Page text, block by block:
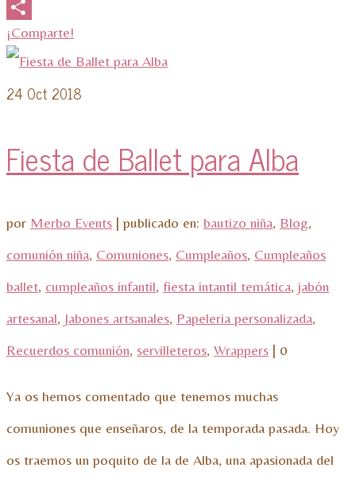
Email
¡Comparte!
24 Oct 2018
Fiesta de Ballet para Alba
por Merbo Events | publicado en: bautizo niña, Blog,
comunión niña, Comuniones, Cumpleaños, Cumpleaños
ballet, cumpleaños infantil, fiesta intantil temática, jabón
artesanal, Jabones artsanales, Papeleria personalizada,
Recuerdos comunión, servilleteros, Wrappers | 0
Ya os hemos comentado que tenemos muchas
comuniones que enseñaros, de la temporada pasada. Hoy
os traemos un poquito de la de Alba, una apasionada del